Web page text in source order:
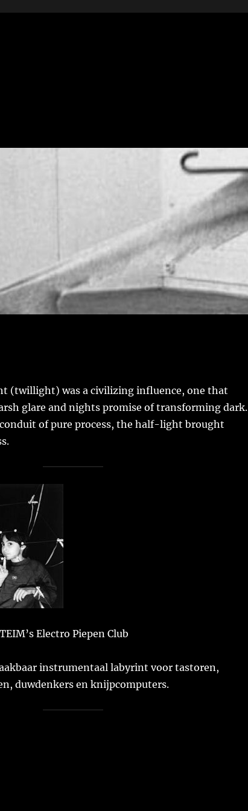
(twillight) was a civilizing influence, one that
glare and nights promise of transforming dark.
conduit of pure process, the half-light brought
Electro Piepen Club
instrumentaal labyrint voor tastoren,
duwdenkers en knijpcomputers.